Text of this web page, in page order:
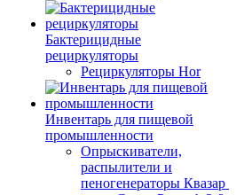
Бактерицидные
рециркуляторы
Рециркуляторы Hor
Инвентарь для пищевой
промышленности
Опрыскиватели,
распылители и
пеногенераторы Квазар